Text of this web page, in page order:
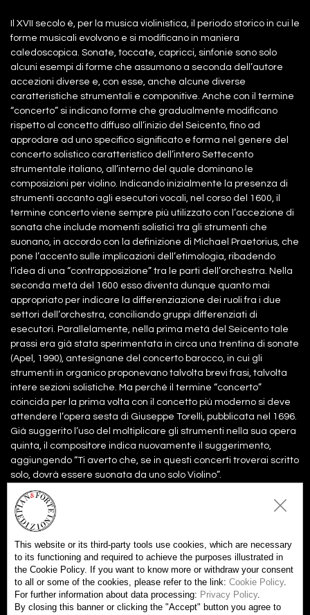
Il XVII secolo è, per la musica violinistica, il periodo storico in cui le
forme musicali evolvono e si modificano in maniera
caledoscopica. Sonate, toccate, capricci, sinfonie sono solo
alcuni esempi di forme che assumono a seconda dell’autore
accezioni diverse e, con esse, anche alcune diverse
caratteristiche strumentali e componitive. Anche con il termine
“concerto” si indicano forme che gradualmente modificano
rispetto al concetto diffuso all’inizio del Seicento, fino ad
approdare ad uno specifico significato e forma nel genere del
concerto solistico caratteristico dell’intero Settecento
strumentale italiano, all’interno del quale dominano le
composizioni per violino. Indicando inizialmente la presenza di
strumenti accanto agli esecutori vocali, nel corso del 1600, il
termine concerto viene sempre più utilizzato con l’accezione di
sonata che include momenti solistici tra gli strumenti che
suonano, in accordo con la definizione di Michael Praetorius, che
pone l’accento sulle implicazioni dell’etimologia, ribadendo
l’idea di una “contrapposizione” tra le parti dell’orchestra. Nella
seconda metà del 1600 esso diventa dunque quanto mai
appropriato per indicare la differenziazione dei ruoli fra i due
settori dell’orchestra, conciliando gruppi differenziati di
esecutori. Parallelamente, nella prima metà del Seicento tale
prassi era già stata sperimentata in circa una trentina di sonate
(Apel, 1990), antesignane del concerto barocco, in cui gli
strumenti in organico proponevano talvolta brevi frasi, talvolta
intere sezioni solistiche. Ma perché il termine “concerto”
coincida per la prima volta con il concetto più moderno si deve
attendere l’opera sesta di Giuseppe Torelli, pubblicata nel 1696.
Già suggerito l’uso del moltiplicare gli strumenti nella sua opera
quinta, il compositore indica nuovamente il suggerimento,
aggiungendo “Ti averto che, se in questi concerti troverai scritto
solo, dovrà essere suonata da uno solo Violino”.
Files:
Parti Add to Cart
score + parts 60.00€ Add everyone to the cart
This website or its third-party tools use cookies, which are necessary
to its functioning and required to achieve the purposes illustrated in
the Cookie Policy. If you want to know more or withdraw your consent
to all or some of the cookies, please refer to the link: Cookie Policy.
For further information about data processing: Privacy Policy.
By closing this banner or clicking the "Accept" button you agree to